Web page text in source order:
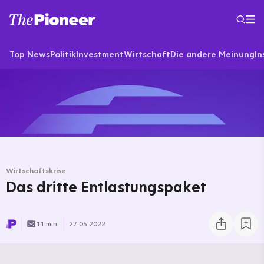
Top NewsPolitikInvestmentWirtschaftDie andere Meinung
Wirtschaftskrise
Das dritte Entlastungspaket
11 min. 27.05.2022